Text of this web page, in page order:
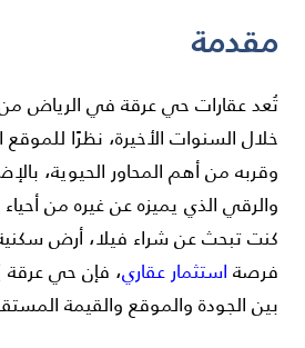
مقدمة
تُعد عقارات حي عرقة في الرياض من
خلال السنوات الأخيرة، نظرًا
وقربه من أهم المحاور الحيوية،
والرقي الذي يميزه عن غيره من
كنت تبحث عن شراء فيلا، أرض
فرصة استثمار عقاري، فإن حي عرقة
بين الجودة والموقع والقيمة